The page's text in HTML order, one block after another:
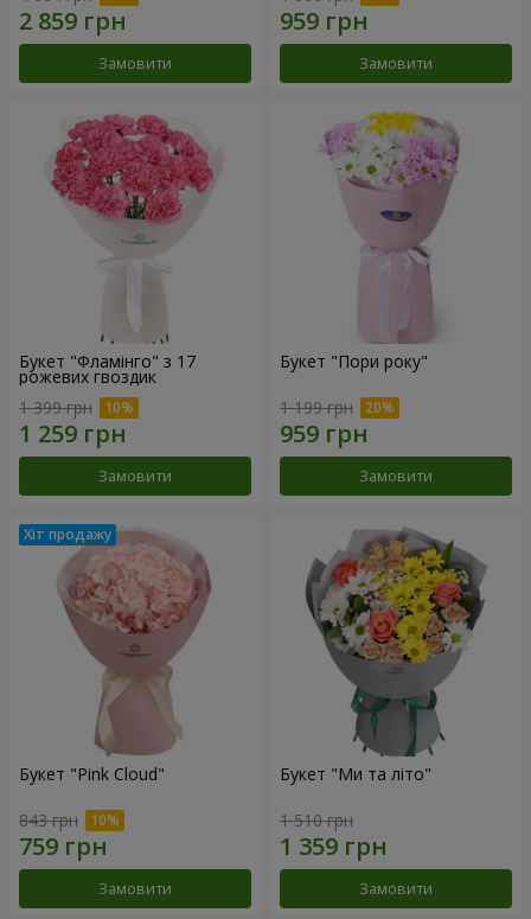
Замовити Замовити
Букет "Фламінго" з 17
рожевих гвоздик
1 399 грн
Замовити
Букет "Пори року"
1 199 грн
Замовити
Букет "Pink Cloud"
843 грн
Замовити
Букет "Ми та літо"
1 510 грн
Замовити